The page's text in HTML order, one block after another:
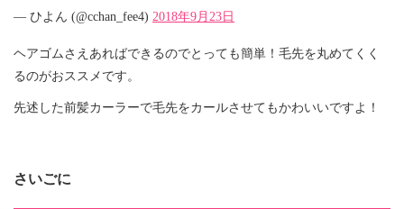
— ひよん (@cchan_fee4) 2018年9月23日
ヘアゴムさえあればできるのでとっても簡単！毛先を丸めてくく
るのがおススメです。
先述した前髪カーラーで毛先をカールさせてもかわいいですよ！
さいごに